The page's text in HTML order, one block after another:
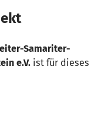
Samariter-
e.V. ist für dieses